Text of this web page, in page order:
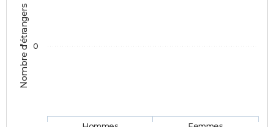
Nombre d'étrangers 0